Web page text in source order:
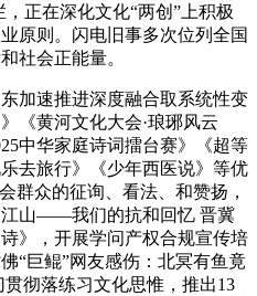
正在深化文化“两创”上积极
原则。闪电旧事多次位列全国
社会正能量。
速推进深度融合取系统性变
《黄河文化大会·琅琊风云
中华家庭诗词擂台赛》《超等
去旅行》《少年西医说》等优
群众的征询、看法、和赞扬，
江山——我们的抗和回忆 晋冀
》，开展学问产权合规宣传培
“巨鲲”网友感伤：北冥有鱼竟
彻落练习文化思惟，推出13